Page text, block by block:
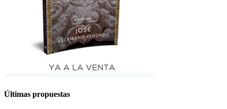
Últimas propuestas